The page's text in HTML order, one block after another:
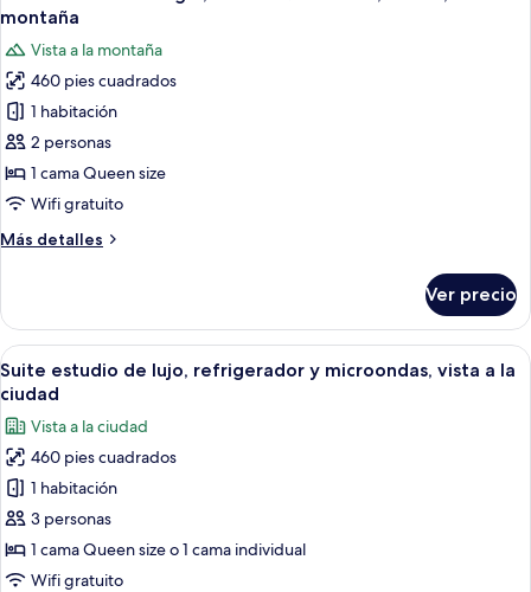
la
montaña
cama
size,
microondas,
vista
a
la
todas
fotos
de
Suite
estudio
Prestigio,
1
Queen
vista
a
la
montaña
montaña
Vista a la montaña
460 pies cuadrados
1 habitación
2 personas
1 cama Queen size
Wifi gratuito
Más detalles
Más
estudio
Prestigio,
1
cama
size,
cocina,
vista
a
la
Ver precio
Abrir
todas
las
fotos
de
Suite
estudio
de
lujo,
Una habitación de hotel moderna
13
Suite estudio de lujo, refrigerador y microondas, vista a la
ciudad
Vista a la ciudad
460 pies cuadrados
1 habitación
3 personas
1 cama Queen size o 1 cama individual
Wifi gratuito